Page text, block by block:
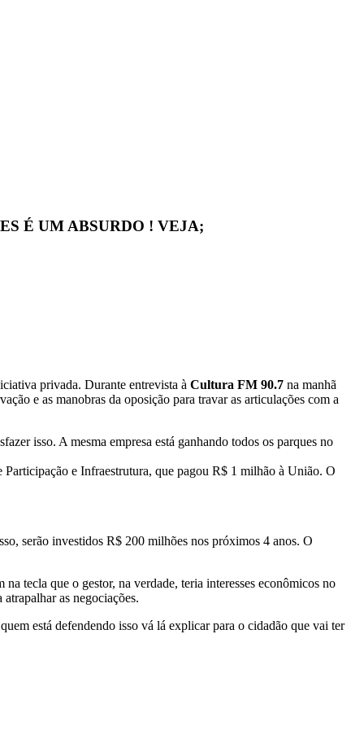
É UM ABSURDO ! VEJA;
privada. Durante entrevista à Cultura FM 90.7 na manhã
e as manobras da oposição para travar as articulações com a
isso. A mesma empresa está ganhando todos os parques no
e Infraestrutura, que pagou R$ 1 milhão à União. O
serão investidos R$ 200 milhões nos próximos 4 anos. O
tecla que o gestor, na verdade, teria interesses econômicos no
as negociações.
está defendendo isso vá lá explicar para o cidadão que vai ter